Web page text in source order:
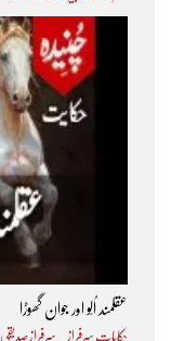
عقلمند اُلّو اور جوان گھوڑا
حکایات سرفراز سرفراز صدیقی